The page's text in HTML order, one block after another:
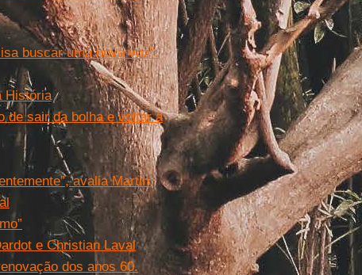
buscar uma nova voz”.
História
de sair da bolha e voltar a
avalia Martin
e Christian Laval
dos anos 60.